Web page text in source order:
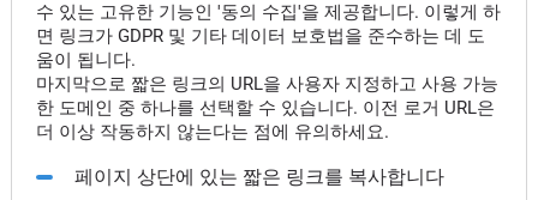
수 있는 고유한 기능인 '동의 수집'을 제공합니다. 이렇게 하
면 링크가 GDPR 및 기타 데이터 보호법을 준수하는 데 도
움이 됩니다.
마지막으로 짧은 링크의 URL을 사용자 지정하고 사용 가능
한 도메인 중 하나를 선택할 수 있습니다. 이전 로거 URL은
더 이상 작동하지 않는다는 점에 유의하세요.
페이지 상단에 있는 짧은 링크를 복사합니다